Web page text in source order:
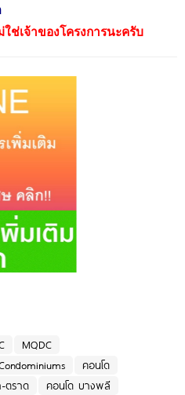
ช่เจ้าของโครงการนะครับ
MQDC
คอนโด
ตราด
คอนโด บางพลี